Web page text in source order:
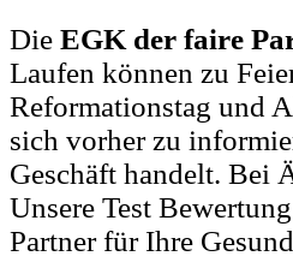
Die EGK der faire
Laufen können zu
Reformationstag und
sich vorher zu
Geschäft handelt. Bei
Unsere Test
Partner für Ihre